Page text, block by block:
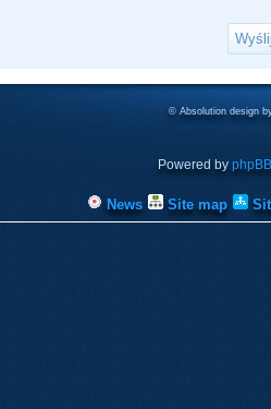
© Absolution design
Powered by phpBB
News Site map